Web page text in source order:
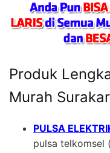
Produk
Murah
PULSA
pulsa telkomsel